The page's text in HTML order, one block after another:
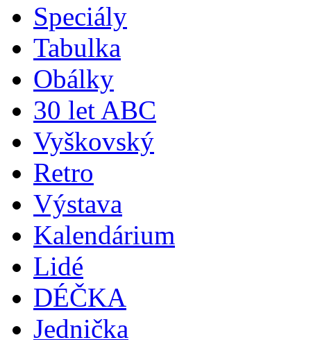
Speciály
Tabulka
Obálky
30 let ABC
Vyškovský
Retro
Výstava
Kalendárium
Lidé
DÉČKA
Jednička